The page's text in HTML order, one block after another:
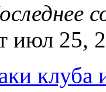
июл 25,
клуба